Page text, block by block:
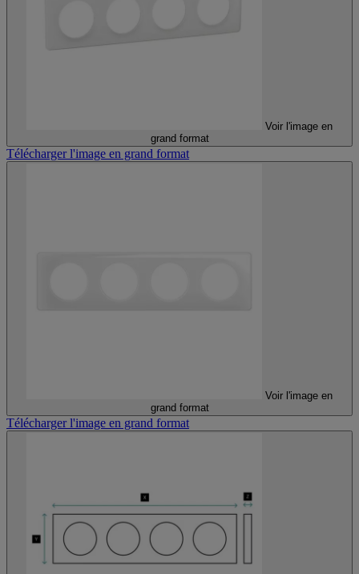
Voir l'image en
grand format
Télécharger l'image en grand format
Voir l'image en
grand format
Télécharger l'image en grand format